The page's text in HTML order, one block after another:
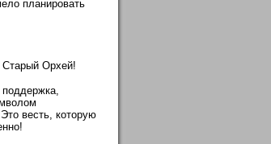
планировать
Орхей!
весть, которую